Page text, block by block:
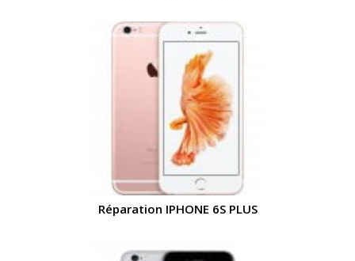
Réparation IPHONE 6S PLUS